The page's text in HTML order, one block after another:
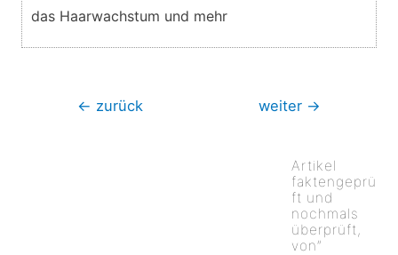
das Haarwachstum und mehr
Beitragsnavigation
← zurück weiter →
Artikel
faktengeprü
ft und
nochmals
überprüft,
von”